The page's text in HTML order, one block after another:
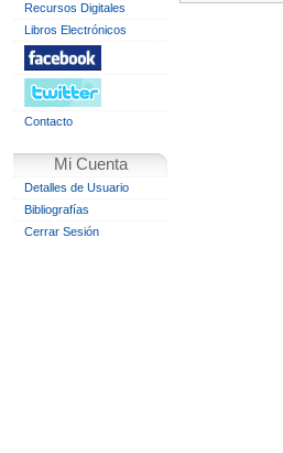
Recursos Digitales
Libros Electrónicos
Contacto
Mi Cuenta
Detalles de Usuario
Bibliografías
Cerrar Sesión